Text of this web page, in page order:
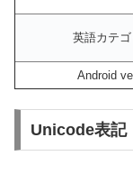
英語カテゴ
Android
Unicode表記